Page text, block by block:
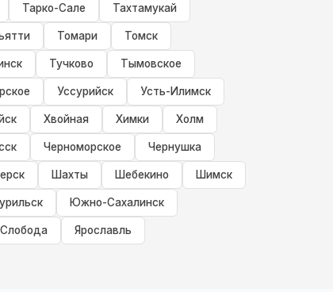
Тарко-Сале Тахтамукай
Томари Томск
Тучково Тымовское
Уссурийск Усть-Илимск
Хвойная Химки Холм
Черноморское Чернушка
Шахты Шебекино Шимск
Южно-Сахалинск
Ярославль